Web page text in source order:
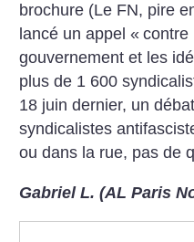
brochure (Le FN, pire
lancé un appel « contre
gouvernement et les
plus de 1 600
18 juin dernier, un
syndicalistes
ou dans la rue, pas de
Gabriel L. (AL Paris